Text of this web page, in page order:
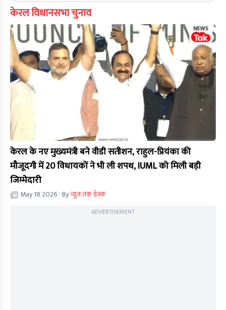
केरल विधानसभा चुनाव
केरल के नए मुख्यमंत्री बने वीडी सतीशन, राहुल-प्रियंका की
मौजूदगी में 20 विधायकों ने भी ली शपथ, IUML को मिली बड़ी
जिम्मेदारी
May 18 2026 · Byन्यूज तक डेस्क
ADVERTISEMENT